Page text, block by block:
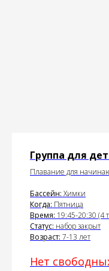
Группа для
Плавание для
Бассейн: Химки
Когда: Пятница
Время: 19:45-20:30 (4
Статус: набор закрыт
Возраст: 7-13 лет
Нет